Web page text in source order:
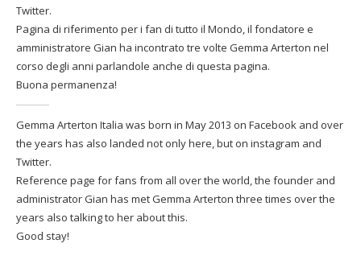
Twitter.
Pagina di riferimento per i fan di tutto il Mondo, il fondatore e
amministratore Gian ha incontrato tre volte Gemma Arterton nel
corso degli anni parlandole anche di questa pagina.
Buona permanenza!
Gemma Arterton Italia was born in May 2013 on Facebook and over
the years has also landed not only here, but on instagram and
Twitter.
Reference page for fans from all over the world, the founder and
administrator Gian has met Gemma Arterton three times over the
years also talking to her about this.
Good stay!